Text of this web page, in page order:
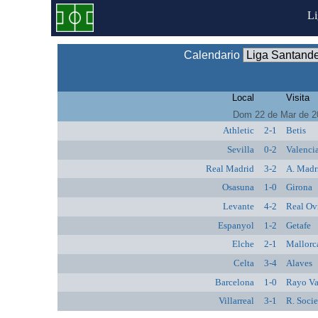
Calendario
Local Visita
Dom 22 de Mar de
Athletic
2-1 Betis
Sevilla
0-2 Valencia
Real Madrid
3-2 A.
Osasuna
1-0 Girona
Levante
4-2 Real
Espanyol
1-2 Getafe
Elche
2-1
Celta
3-4 Alaves
Barcelona
1-0 Rayo
Villarreal
3-1 R.